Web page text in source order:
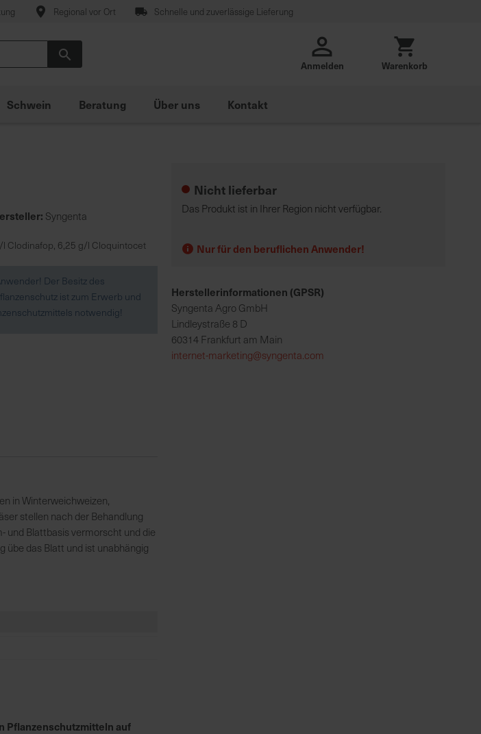
Regional vor Ort Schnelle und zuverlässige Lieferung
Anmelden Warenkorb
Schwein Beratung Über uns Kontakt
Syngenta
Clodinafop, 6,25 g/l Cloquintocet
Der Besitz des
ist zum Erwerb und
notwendig!
in Winterweichweizen,
stellen nach der Behandlung
und Blattbasis vermorscht und die
übe das Blatt und ist unabhängig
Pflanzenschutzmitteln auf
Nicht lieferbar
Das Produkt ist in Ihrer Region nicht verfügbar.
Nur für den beruflichen Anwender!
Herstellerinformationen (GPSR)
Syngenta Agro GmbH
Lindleystraße 8 D
60314 Frankfurt am Main
internet-marketing@syngenta.com